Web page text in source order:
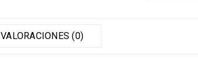
VALORACIONES (0)